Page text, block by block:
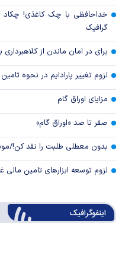
خداحافظی با چک کاغذی!
گرافیک
برای در امان ماندن از
لزوم تغییر پارادایم در نحوه
مزایای اوراق گام
صفر تا صد «اوراق گام»
بدون معطلی طلبت را نقد کن!/
لزوم توسعه ابزارهای تامین مالی
اینفوگرافیک